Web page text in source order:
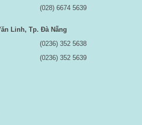
(028) 6674 5639
Linh, Tp. Đà Nẵng
(0236) 352 5638
(0236) 352 5639